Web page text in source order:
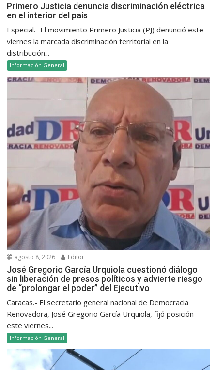
Primero Justicia denuncia discriminación eléctrica
en el interior del país
Especial.- El movimiento Primero Justicia (PJ) denunció este
viernes la marcada discriminación territorial en la
distribución...
Información General
agosto 8, 2026 Editor
José Gregorio García Urquiola cuestionó diálogo
sin liberación de presos políticos y advierte riesgo
de “prolongar el poder” del Ejecutivo
Caracas.- El secretario general nacional de Democracia
Renovadora, José Gregorio García Urquiola, fijó posición
este viernes...
Información General